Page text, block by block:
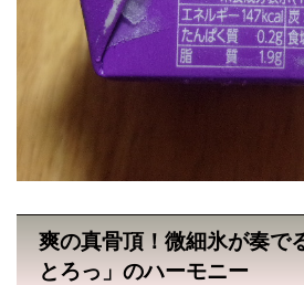
爽の真骨頂！微細氷が奏で
とろっ」のハーモニー